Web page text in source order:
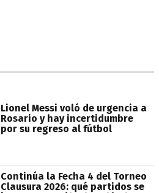
Lionel Messi voló de urgencia a
Rosario y hay incertidumbre
por su regreso al fútbol
Continúa la Fecha 4 del Torneo
Clausura 2026: qué partidos se